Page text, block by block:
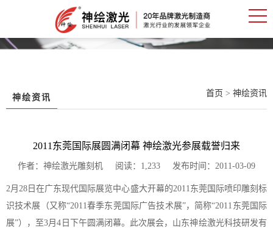
神绘资讯 首页 > 神绘资讯
2011东莞国际展圆满闭幕 神绘激光参展载誉归来
作者：神绘激光雕刻机 阅读：1,233 发布时间：2011-03-09
2月28日在广东现代国际展览中心盛大开幕的2011东莞国际喷印雕刻标
识技术展（又称“2011春季东莞国际广告技术展”，简称“2011东莞国际
展”），至3月4日下午圆满闭幕。此次展会，山东神绘激光科技研发有